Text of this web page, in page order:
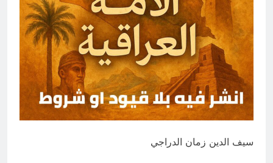
بالعراق (جر الشيعة..لحرب مع سوريا
الجولاني) و(قصف السعودية) و(استهداف
الامريكان..والتهديد باجتياح الكويت)
8 ساعات Ago
ماذا لو..تحليل حالة البنية الأسلامية
بأستبعاد العترة النبوية الطاهرة من
المشهد الأسلامي..!!
8 ساعات Ago
سيف الدين زمان الدراجي